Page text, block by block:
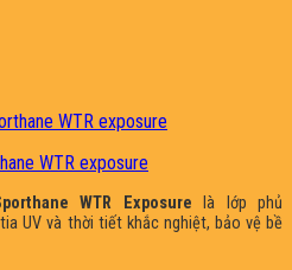
WTR exposure
WTR Exposure là lớp phủ
UV và thời tiết khắc nghiệt, bảo vệ bề